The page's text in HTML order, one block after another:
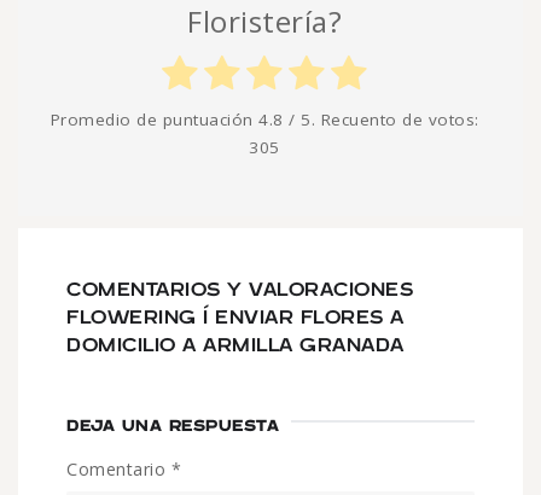
Floristería?
Promedio de puntuación 4.8 / 5. Recuento de votos:
305
COMENTARIOS Y VALORACIONES
FLOWERING Í ENVIAR FLORES A
DOMICILIO A ARMILLA GRANADA
DEJA UNA RESPUESTA
Comentario *